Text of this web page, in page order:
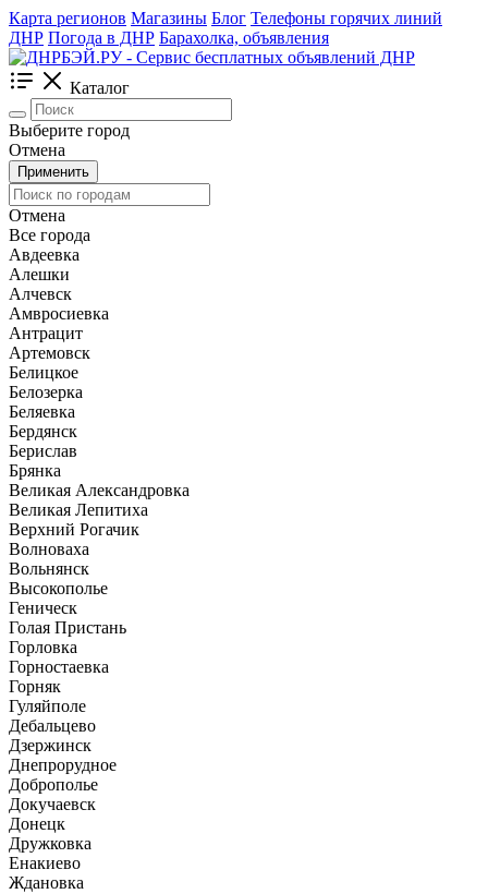
Карта регионов Магазины Блог Телефоны горячих линий
ДНР Погода в ДНР Барахолка, объявления
Каталог
Выберите город
Отмена
Применить
Отмена
Все города
Авдеевка
Алешки
Алчевск
Амвросиевка
Антрацит
Артемовск
Белицкое
Белозерка
Беляевка
Бердянск
Берислав
Брянка
Великая Александровка
Великая Лепитиха
Верхний Рогачик
Волноваха
Вольнянск
Высокополье
Геническ
Голая Пристань
Горловка
Горностаевка
Горняк
Гуляйполе
Дебальцево
Дзержинск
Днепрорудное
Доброполье
Докучаевск
Донецк
Дружковка
Енакиево
Ждановка